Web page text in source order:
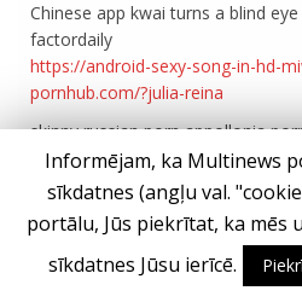
Chinese app kwai turns a blind
factordaily
https://android-sexy-song-in-hd-
pornhub.com/?julia-reina
skinny russian porn appollonia
porn videos hot gramma porn
Atbildēt
1 gads pirms
Informējam, ka Multinews
sīkdatnes (angļu val.
portālu, Jūs piekrītat, ka mēs
sīkdatnes Jūsu ierīcē.